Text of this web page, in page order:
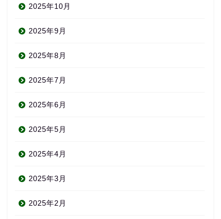
2025年10月
2025年9月
2025年8月
2025年7月
2025年6月
2025年5月
2025年4月
2025年3月
2025年2月